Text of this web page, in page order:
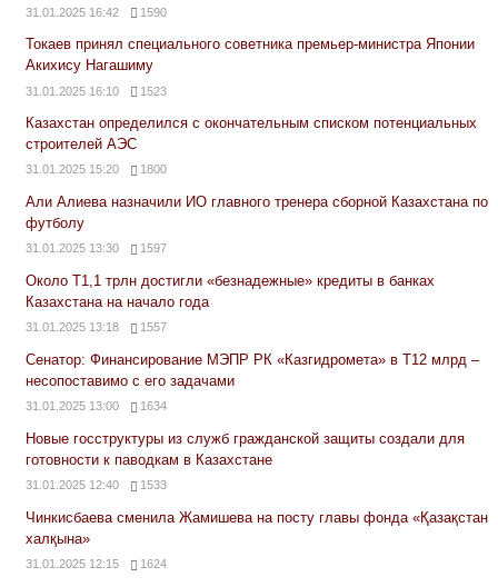
31.01.2025 16:42 1590
Токаев принял специального советника премьер-министра Японии
Акихису Нагашиму
31.01.2025 16:10 1523
Казахстан определился с окончательным списком потенциальных
строителей АЭС
31.01.2025 15:20 1800
Али Алиева назначили ИО главного тренера сборной Казахстана по
футболу
31.01.2025 13:30 1597
Около Т1,1 трлн достигли «безнадежные» кредиты в банках
Казахстана на начало года
31.01.2025 13:18 1557
Сенатор: Финансирование МЭПР РК «Казгидромета» в Т12 млрд –
несопоставимо с его задачами
31.01.2025 13:00 1634
Новые госструктуры из служб гражданской защиты создали для
готовности к паводкам в Казахстане
31.01.2025 12:40 1533
Чинкисбаева сменила Жамишева на посту главы фонда «Қазақстан
халқына»
31.01.2025 12:15 1624